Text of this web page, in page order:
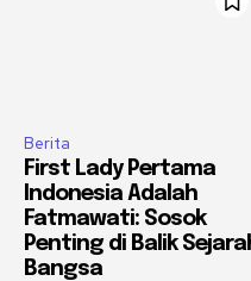
Berita
First Lady Pertama
Indonesia Adalah
Fatmawati: Sosok
Penting di Balik
Bangsa